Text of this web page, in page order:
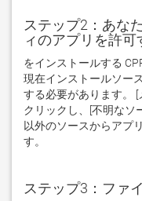
ステップ2：あな
ィのアプリを許可
をインストールする
現在インストールソー
する必要があります。 [
クリックし、[不明なソ
以外のソースからアプ
す。
ステップ3：ファ